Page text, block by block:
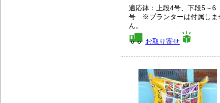
適応鉢：上段4号、下段5～6
号 ※プランターは付属しま
ん。
お取り寄せ